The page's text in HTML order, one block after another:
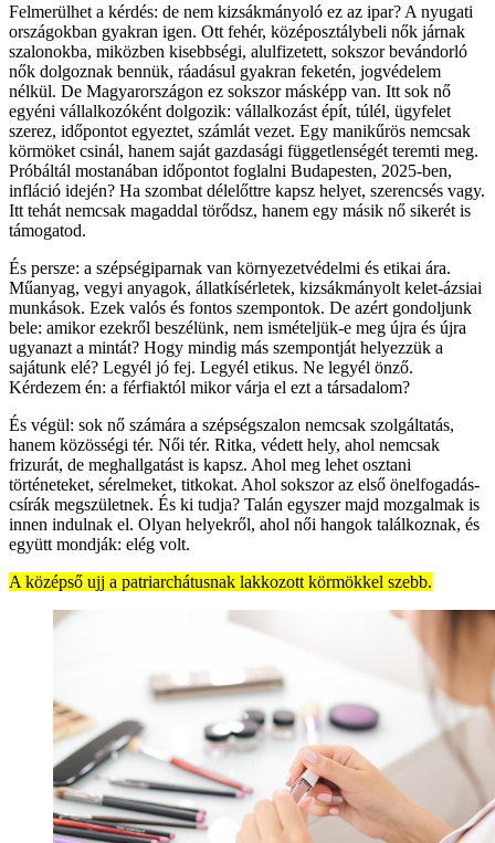
Felmerülhet a kérdés: de nem kizsákmányoló ez az ipar? A nyugati
országokban gyakran igen. Ott fehér, középosztálybeli nők járnak
szalonokba, miközben kisebbségi, alulfizetett, sokszor bevándorló
nők dolgoznak bennük, ráadásul gyakran feketén, jogvédelem
nélkül. De Magyarországon ez sokszor másképp van. Itt sok nő
egyéni vállalkozóként dolgozik: vállalkozást épít, túlél, ügyfelet
szerez, időpontot egyeztet, számlát vezet. Egy manikűrös nemcsak
körmöket csinál, hanem saját gazdasági függetlenségét teremti meg.
Próbáltál mostanában időpontot foglalni Budapesten, 2025-ben,
infláció idején? Ha szombat délelőttre kapsz helyet, szerencsés vagy.
Itt tehát nemcsak magaddal törődsz, hanem egy másik nő sikerét is
támogatod.
És persze: a szépségiparnak van környezetvédelmi és etikai ára.
Műanyag, vegyi anyagok, állatkísérletek, kizsákmányolt kelet-ázsiai
munkások. Ezek valós és fontos szempontok. De azért gondoljunk
bele: amikor ezekről beszélünk, nem ismételjük-e meg újra és újra
ugyanazt a mintát? Hogy mindig más szempontját helyezzük a
sajátunk elé? Legyél jó fej. Legyél etikus. Ne legyél önző.
Kérdezem én: a férfiaktól mikor várja el ezt a társadalom?
És végül: sok nő számára a szépségszalon nemcsak szolgáltatás,
hanem közösségi tér. Női tér. Ritka, védett hely, ahol nemcsak
frizurát, de meghallgatást is kapsz. Ahol meg lehet osztani
történeteket, sérelmeket, titkokat. Ahol sokszor az első önelfogadás-
csírák megszületnek. És ki tudja? Talán egyszer majd mozgalmak is
innen indulnak el. Olyan helyekről, ahol női hangok találkoznak, és
együtt mondják: elég volt.
A középső ujj a patriarchátusnak lakkozott körmökkel szebb.